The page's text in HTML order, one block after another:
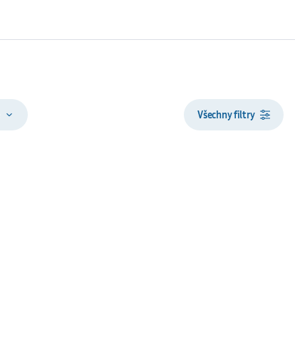
Všechny filtry